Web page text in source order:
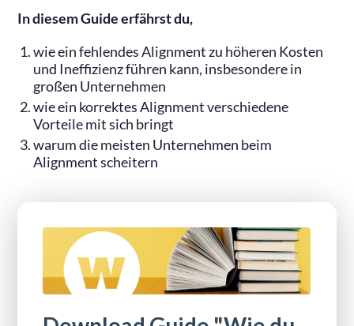
In diesem Guide erfährst du,
wie ein fehlendes Alignment zu höheren Kosten
und Ineffizienz führen kann, insbesondere in
großen Unternehmen
wie ein korrektes Alignment verschiedene
Vorteile mit sich bringt
warum die meisten Unternehmen beim
Alignment scheitern